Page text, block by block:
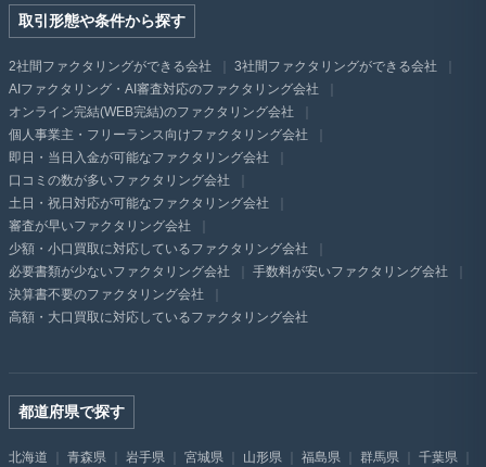
取引形態や条件から探す
2社間ファクタリングができる会社
3社間ファクタリングができる会社
AIファクタリング・AI審査対応のファクタリング会社
オンライン完結(WEB完結)のファクタリング会社
個人事業主・フリーランス向けファクタリング会社
即日・当日入金が可能なファクタリング会社
口コミの数が多いファクタリング会社
土日・祝日対応が可能なファクタリング会社
審査が早いファクタリング会社
少額・小口買取に対応しているファクタリング会社
必要書類が少ないファクタリング会社
手数料が安いファクタリング会社
決算書不要のファクタリング会社
高額・大口買取に対応しているファクタリング会社
都道府県で探す
北海道 青森県 岩手県 宮城県 山形県 福島県 群馬県
千葉県